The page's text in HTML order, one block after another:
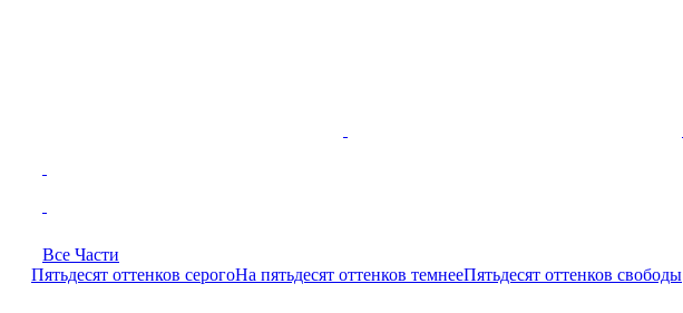
Все Части
Пятьдесят оттенков серогоНа пятьдесят оттенков темнееПятьдесят оттенков свободы